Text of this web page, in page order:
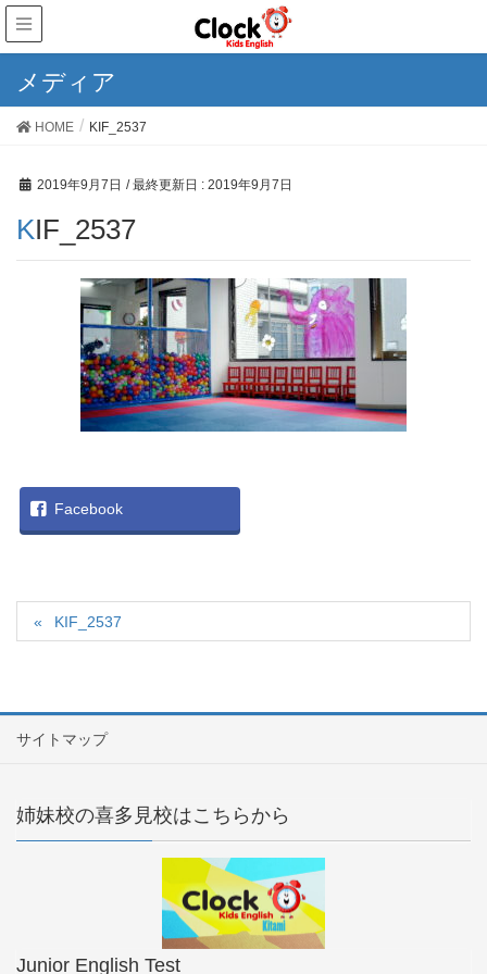
メディア
HOME KIF_2537
2019年9月7日 / 最終更新日 : 2019年9月7日
KIF_2537
Facebook
KIF_2537
サイトマップ
姉妹校の喜多見校はこちらから
Junior English Test